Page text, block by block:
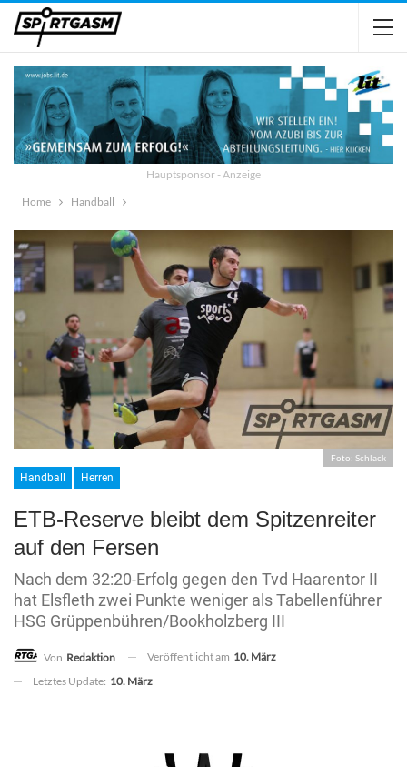
Hauptsponsor - Anzeige
Home
Handball
Foto: Schlack
Handball Herren
ETB-Reserve bleibt dem Spitzenreiter
auf den Fersen
Nach dem 32:20-Erfolg gegen den Tvd Haarentor II
hat Elsfleth zwei Punkte weniger als Tabellenführer
HSG Grüppenbühren/Bookholzberg III
Von Redaktion Veröffentlicht am 10. März
Letztes Update: 10. März